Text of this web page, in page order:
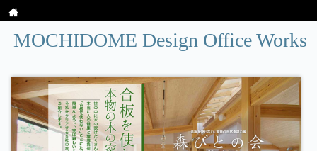
MOCHIDOME Design Office Works